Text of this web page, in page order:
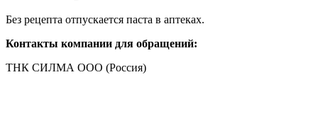
Без рецепта отпускается паста в аптеках.
Контакты компании для обращений:
ТНК СИЛМА ООО (Россия)